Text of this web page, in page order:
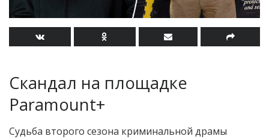
Скандал на площадке
Paramount+
Судьба второго сезона криминальной драмы